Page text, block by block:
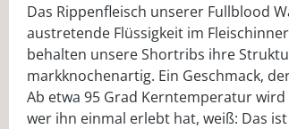
Das Rippenfleisch unserer Fullblood
austretende Flüssigkeit im
behalten unsere Shortribs ihre
markknochenartig. Ein Geschmack,
Ab etwa 95 Grad Kerntemperatur wird
wer ihn einmal erlebt hat, weiß: Das